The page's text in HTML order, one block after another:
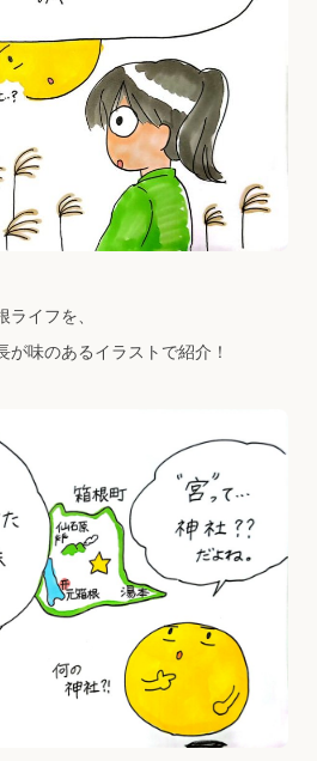
ライフを、
が味のあるイラストで紹介！